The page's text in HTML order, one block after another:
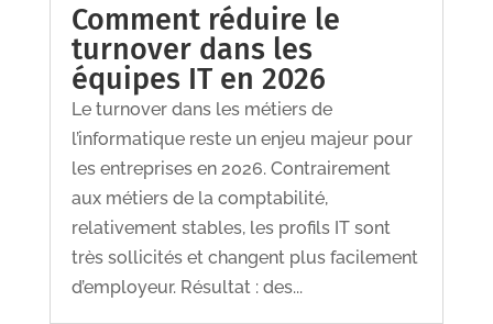
Comment réduire le
turnover dans les
équipes IT en 2026
Le turnover dans les métiers de
l’informatique reste un enjeu majeur pour
les entreprises en 2026. Contrairement
aux métiers de la comptabilité,
relativement stables, les profils IT sont
très sollicités et changent plus facilement
d’employeur. Résultat : des...